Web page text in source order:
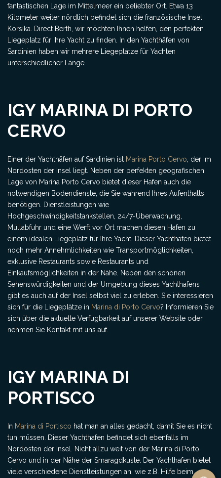
fantastischen Lage im Mittelmeer ein beliebter Ort. Etwa 13
Kilometer weiter nördlich befindet sich die französische Insel
Korsika. Direct Berth, wir möchten Ihnen helfen, den perfekten
Liegeplatz für Ihre Yacht zu finden. In den Yachthäfen von
Sardinien haben wir mehrere Liegeplätze für Yachten
unterschiedlicher Länge.
IGY MARINA DI PORTO
CERVO
Einer der Yachthäfen auf Sardinien ist Marina Porto Cervo , der im
Nordosten der Insel liegt. Neben der perfekten geografischen
Lage von Marina Porto Cervo bietet dieser Hafen auch die
notwendigen Bodendienste, die Sie während Ihres Aufenthalts
benötigen. Dienstleistungen wie
Hochgeschwindigkeitstankstellen, 24/7-Überwachung,
Müllabfuhr und eine Werft vor Ort machen diesen Hafen zu
einem idealen Liegeplatz für Ihre Yacht. Dieser Yachthafen bietet
noch mehr Annehmlichkeiten wie Transportmöglichkeiten,
exklusive Restaurants sowie Restaurants und
Einkaufsmöglichkeiten in der Nähe. Neben den schönen
Sehenswürdigkeiten und der Umgebung dieses Yachthafens
gibt es auch auf der Insel selbst viel zu erleben. Sie interessieren
sich für die Liegeplätze in Marina di Porto Cervo? Informieren Sie
sich über die aktuelle Verfügbarkeit auf unserer Website oder
nehmen Sie Kontakt mit uns auf.
IGY MARINA DI
PORTISCO
In Marina di Portisco hat man an alles gedacht, damit Sie es nicht
tun müssen. Dieser Yachthafen befindet sich ebenfalls im
Nordosten der Insel. Nicht allzu weit von der Marina di Porto
Cervo und in der Nähe der Smaragdküste. Der Yachthafen bietet
viele verschiedene Dienstleistungen an, wie z.B. Hilfe beim